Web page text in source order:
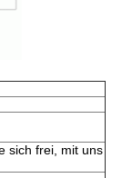
sich frei, mit uns